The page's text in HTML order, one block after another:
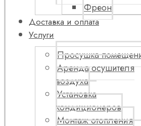
Фреон
Доставка и оплата
Услуги
Просушка
Аренда осушителя
воздуха
Установка
кондиционеров
Монтаж отопления